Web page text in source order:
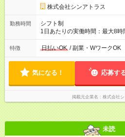
株式会社シンアトラス
勤務時間
シフト制
1日あたりの実働時間：最大8
土日祝含む週5日勤務 ※希望休み出せます。
～21：30 の間でシフト制（実
ません
特徴 日払いOK / 副業・WワークOK
気になる！ 応募す
掲載元企業名 株式会社
未読